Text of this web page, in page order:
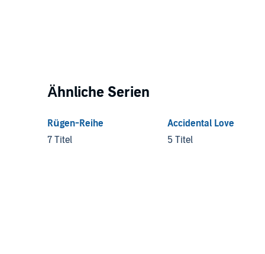
Ähnliche Serien
Rügen-Reihe
7 Titel
Accidental Love
5 Titel